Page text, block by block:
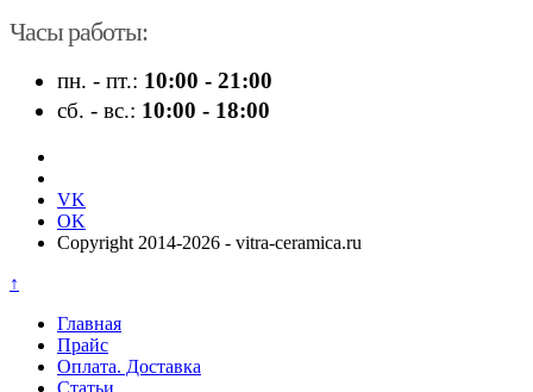
Часы работы:
пн. - пт.: 10:00 - 21:00
сб. - вс.: 10:00 - 18:00
VK
OK
Copyright 2014-2026 - vitra-ceramica.ru
↑
Главная
Прайс
Оплата. Доставка